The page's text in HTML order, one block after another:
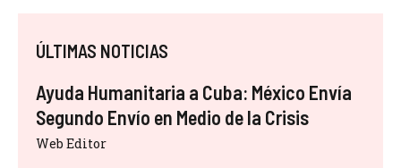
ÚLTIMAS NOTICIAS
Ayuda Humanitaria a Cuba: México Envía
Segundo Envío en Medio de la Crisis
Web Editor